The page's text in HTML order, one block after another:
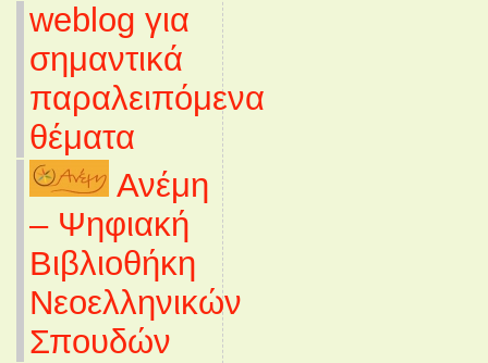
weblog για
σημαντικά
παραλειπόμενα
θέματα
Ανέμη
– Ψηφιακή
Βιβλιοθήκη
Νεοελληνικών
Σπουδών